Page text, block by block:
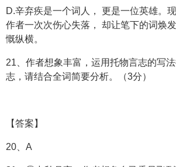
D.辛弃疾是一个词人， 更是一位英雄。
作者一次次伤心失落， 却让笔下的词焕
慨纵横。
21、作者想象丰富，运用托物言志的写
志，请结合全词简要分析。（3分）
【答案】
20、A